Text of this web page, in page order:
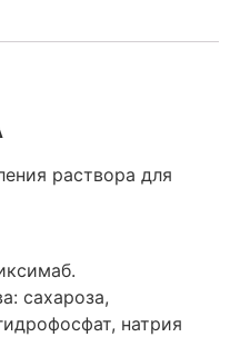
раствора для
сахароза,
натрия